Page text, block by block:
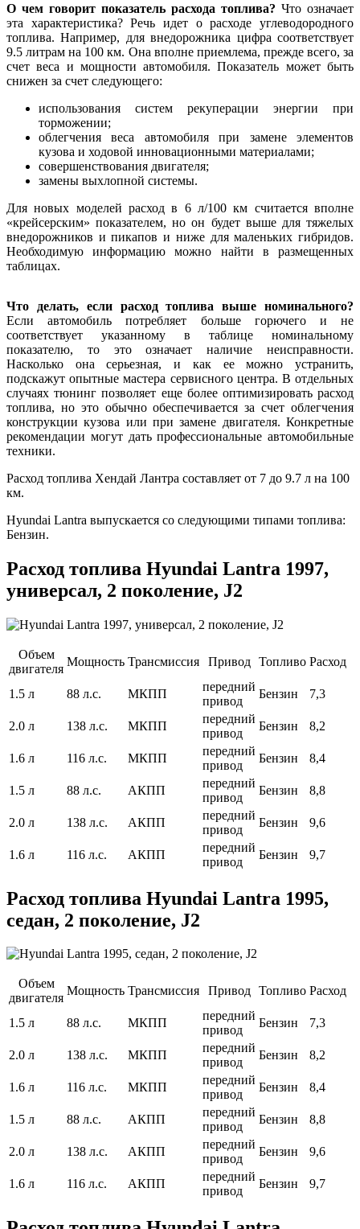
О чем говорит показатель расхода топлива? Что означает
эта характеристика? Речь идет о расходе углеводородного
топлива. Например, для внедорожника цифра соответствует
9.5 литрам на 100 км. Она вполне приемлема, прежде всего, за
счет веса и мощности автомобиля. Показатель может быть
снижен за счет следующего:
использования систем рекуперации энергии при
торможении;
облегчения веса автомобиля при замене элементов
кузова и ходовой инновационными материалами;
совершенствования двигателя;
замены выхлопной системы.
Для новых моделей расход в 6 л/100 км считается вполне
«крейсерским» показателем, но он будет выше для тяжелых
внедорожников и пикапов и ниже для маленьких гибридов.
Необходимую информацию можно найти в размещенных
таблицах.
Что делать, если расход топлива выше номинального?
Если автомобиль потребляет больше горючего и не
соответствует указанному в таблице номинальному
показателю, то это означает наличие неисправности.
Насколько она серьезная, и как ее можно устранить,
подскажут опытные мастера сервисного центра. В отдельных
случаях тюнинг позволяет еще более оптимизировать расход
топлива, но это обычно обеспечивается за счет облегчения
конструкции кузова или при замене двигателя. Конкретные
рекомендации могут дать профессиональные автомобильные
техники.
Расход топлива Хендай Лантра составляет от 7 до 9.7 л на 100
км.
Hyundai Lantra выпускается со следующими типами топлива:
Бензин.
Расход топлива Hyundai Lantra 1997,
универсал, 2 поколение, J2
Объем
двигателя
Мощность Трансмиссия Привод Топливо Расход
1.5 л 88 л.с. МКПП
передний
привод
Бензин 7,3
2.0 л 138 л.с. МКПП
передний
привод
Бензин 8,2
1.6 л 116 л.с. МКПП
передний
привод
Бензин 8,4
1.5 л 88 л.с. АКПП
передний
привод
Бензин 8,8
2.0 л 138 л.с. АКПП
передний
привод
Бензин 9,6
1.6 л 116 л.с. АКПП
передний
привод
Бензин 9,7
Расход топлива Hyundai Lantra 1995,
седан, 2 поколение, J2
Объем
двигателя
Мощность Трансмиссия Привод Топливо Расход
1.5 л 88 л.с. МКПП
передний
привод
Бензин 7,3
2.0 л 138 л.с. МКПП
передний
привод
Бензин 8,2
1.6 л 116 л.с. МКПП
передний
привод
Бензин 8,4
1.5 л 88 л.с. АКПП
передний
привод
Бензин 8,8
2.0 л 138 л.с. АКПП
передний
привод
Бензин 9,6
1.6 л 116 л.с. АКПП
передний
привод
Бензин 9,7